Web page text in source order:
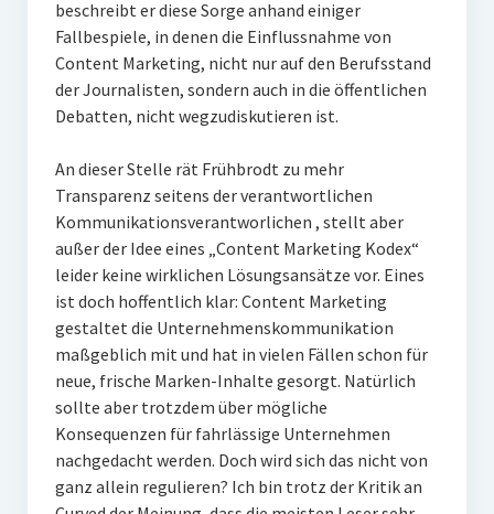
beschreibt er diese Sorge anhand einiger
Fallbespiele, in denen die Einflussnahme von
Content Marketing, nicht nur auf den Berufsstand
der Journalisten, sondern auch in die öffentlichen
Debatten, nicht wegzudiskutieren ist.
An dieser Stelle rät Frühbrodt zu mehr
Transparenz seitens der verantwortlichen
Kommunikationsverantworlichen , stellt aber
außer der Idee eines „Content Marketing Kodex“
leider keine wirklichen Lösungsansätze vor. Eines
ist doch hoffentlich klar: Content Marketing
gestaltet die Unternehmenskommunikation
maßgeblich mit und hat in vielen Fällen schon für
neue, frische Marken-Inhalte gesorgt. Natürlich
sollte aber trotzdem über mögliche
Konsequenzen für fahrlässige Unternehmen
nachgedacht werden. Doch wird sich das nicht von
ganz allein regulieren? Ich bin trotz der Kritik an